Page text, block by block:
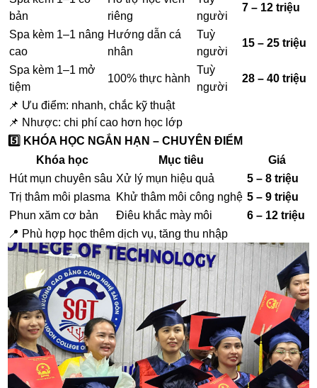
bản
riêng
người
7 – 12 triệu
Spa kèm 1–1 nâng
cao
Hướng dẫn cá
nhân
Tuỳ
người
15 – 25 triệu
Spa kèm 1–1 mở
tiệm
100% thực hành
Tuỳ
người
28 – 40 triệu
📌 Ưu điểm: nhanh, chắc kỹ thuật
📌 Nhược: chi phí cao hơn học lớp
5️⃣ KHÓA HỌC NGẮN HẠN – CHUYÊN ĐIỂM
Khóa học
Mục tiêu
Giá
Hút mụn chuyên sâu Xử lý mụn hiệu quả
5 – 8 triệu
Trị thâm môi plasma
Khử thâm môi công nghệ 5 – 9 triệu
Phun xăm cơ bản
Điêu khắc mày môi
6 – 12 triệu
📍 Phù hợp học thêm dịch vụ, tăng thu nhập